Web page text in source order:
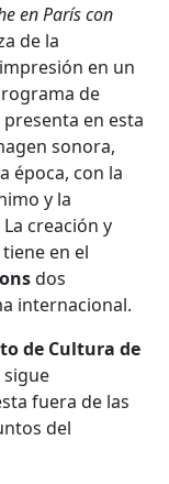
en París con
de la
en un
de
en esta
sonora,
época, con la
y la
creación y
en el
dos
internacional.
de Cultura de
sigue
fuera de las
del